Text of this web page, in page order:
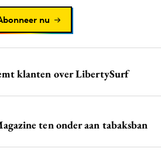
nu
klanten over LibertySurf
ten onder aan tabaksban